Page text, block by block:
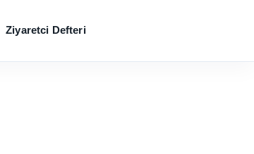
Ziyaretci Defteri